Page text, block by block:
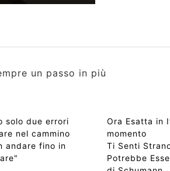
un passo in più
solo due errori
nel cammino
andare fino in
Ora Esatta in
momento
Ti Senti
Potrebbe